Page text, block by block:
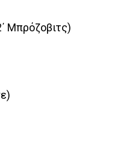
Μπρόζοβιτς)